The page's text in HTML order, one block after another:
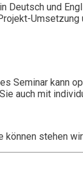
Deutsch und
Seminar kann
auch mit
können stehen